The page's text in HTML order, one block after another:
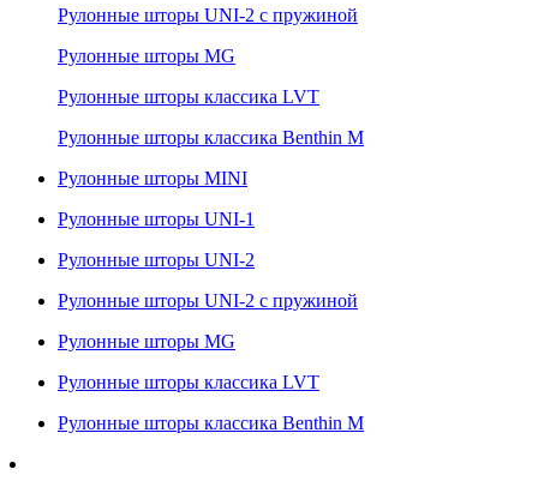
Рулонные шторы UNI-2 с пружиной
Рулонные шторы MG
Рулонные шторы классика LVT
Рулонные шторы классика Benthin M
Рулонные шторы MINI
Рулонные шторы UNI-1
Рулонные шторы UNI-2
Рулонные шторы UNI-2 с пружиной
Рулонные шторы MG
Рулонные шторы классика LVT
Рулонные шторы классика Benthin M